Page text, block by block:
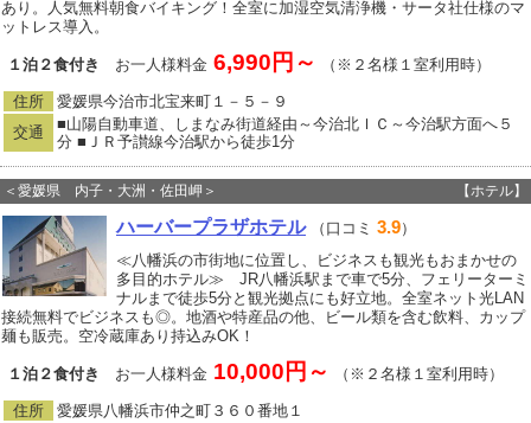
あり。人気無料朝食バイキング！全室に加湿空気清浄機・サータ社仕様のマ
ットレス導入。
１泊２食付き お一人様料金 6,990円～ （※２名様１室利用時）
住所
愛媛県今治市北宝来町１－５－９
交通
■山陽自動車道、しまなみ街道経由～今治北ＩＣ～今治駅方面へ５
分 ■ＪＲ予讃線今治駅から徒歩1分
＜愛媛県 内子・大洲・佐田岬＞ 【ホテル】
ハーバープラザホテル （口コミ 3.9）
≪八幡浜の市街地に位置し、ビジネスも観光もおまかせの
多目的ホテル≫ JR八幡浜駅まで車で5分、フェリーターミ
ナルまで徒歩5分と観光拠点にも好立地。全室ネット光LAN
接続無料でビジネスも◎。地酒や特産品の他、ビール類を含む飲料、カップ
麺も販売。空冷蔵庫あり持込みOK！
１泊２食付き お一人様料金 10,000円～ （※２名様１室利用時）
住所 愛媛県八幡浜市仲之町３６０番地１